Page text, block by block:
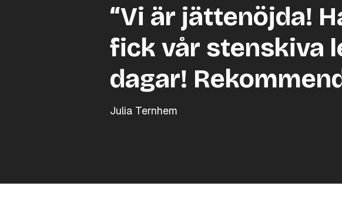
“Vi är jättenöjda!
fick vår stenskiva
dagar!
Julia Ternhem